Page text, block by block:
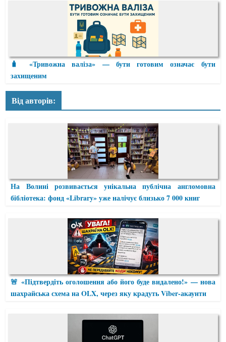
🧳 «Тривожна валіза» — бути готовим означає бути
захищеним
Від авторів:
На Волині розвивається унікальна публічна англомовна
бібліотека: фонд «Library» уже налічує близько 7 000 книг
🚨 «Підтвердіть оголошення або його буде видалено!» — нова
шахрайська схема на OLX, через яку крадуть Viber-акаунти